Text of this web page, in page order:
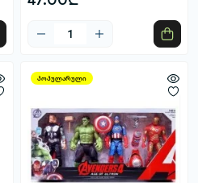
პოპულარული